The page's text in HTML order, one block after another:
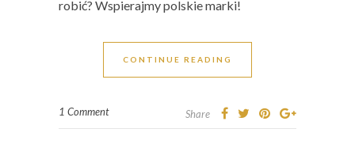
robić? Wspierajmy polskie marki!
CONTINUE READING
1 Comment Share